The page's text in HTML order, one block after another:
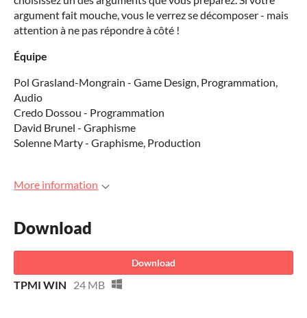
argument fait mouche, vous le verrez se décomposer - mais
attention à ne pas répondre à côté !
Équipe
Pol Grasland-Mongrain - Game Design, Programmation,
Audio
Credo Dossou - Programmation
David Brunel - Graphisme
Solenne Marty - Graphisme, Production
More information
Download
Download
TPMI WIN 24 MB